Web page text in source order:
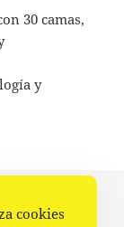
30 camas,
y
cookies